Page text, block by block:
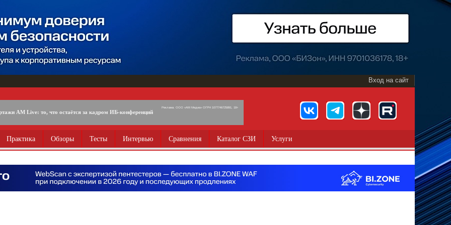
Вход на сайт
AM Live: то, что остаётся за кадром ИБ-конференций
Реклама. ООО «АМ Медиа» ОГРН 1077746725891, 18+
Практика Обзоры Тесты Интервью Сравнения Каталог СЗИ Услуги